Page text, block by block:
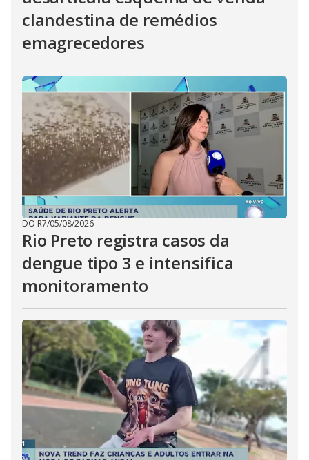
clandestina de remédios
emagrecedores
DO R7/05/08/2026
Rio Preto registra casos da
dengue tipo 3 e intensifica
monitoramento